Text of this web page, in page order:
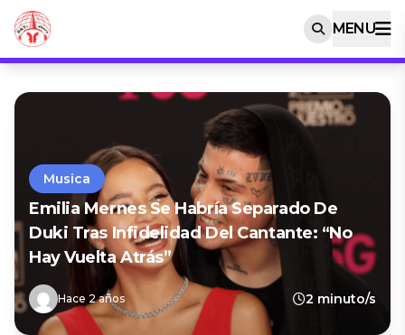
MENU
Musica
Emilia Mernes Se Habría Separado De
Duki Tras Infidelidad Del Cantante: “No
Hay Vuelta Atrás”
Hace 2 años 2 minuto/s